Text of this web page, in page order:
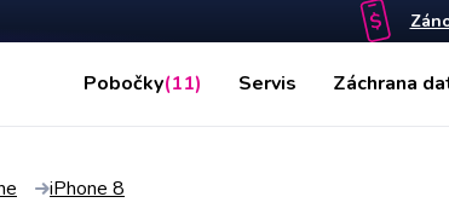
Pobočky(11) Servis Záchrana
iPhone 8